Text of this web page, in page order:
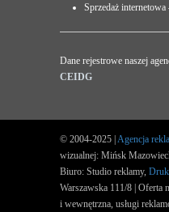
Sprzedaż
Dane rejestrowe naszej
CEIDG
© 2004-2025 | Agencja
wizualnej: Mińsk
Biuro: Studio reklamy,
Warszawska 111/8 | Oferta
i wewnętrzna, usługi